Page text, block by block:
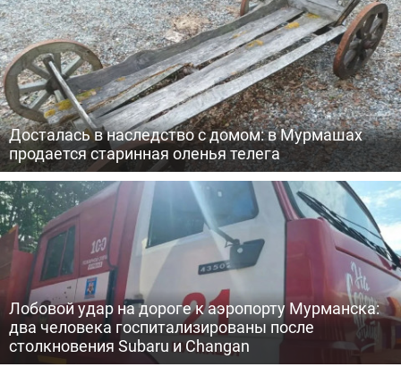
Досталась в наследство с домом: в Мурмашах
продается старинная оленья телега
Лобовой удар на дороге к аэропорту Мурманска:
два человека госпитализированы после
столкновения Subaru и Changan